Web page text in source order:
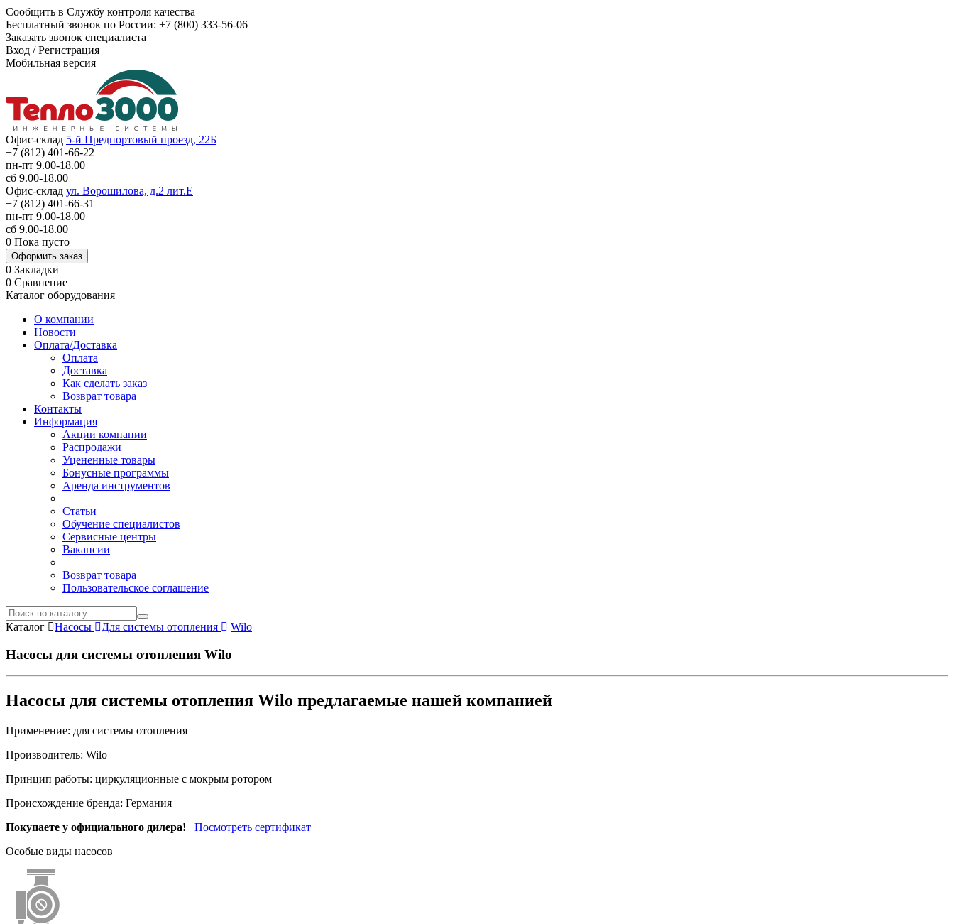
Сообщить в Службу контроля качества
Бесплатный звонок по России: +7 (800) 333-56-06
Заказать звонок специалиста
Вход /Регистрация
Мобильная версия
Офис-склад 5-й Предпортовый проезд, 22Б
+7 (812) 401-66-22
пн-пт 9.00-18.00
сб 9.00-18.00
Офис-склад ул. Ворошилова, д.2 лит.Е
+7 (812) 401-66-31
пн-пт 9.00-18.00
сб 9.00-18.00
0 Пока пусто
Оформить заказ
0 Закладки
0 Сравнение
Каталог оборудования
О компании
Новости
Оплата/Доставка
Оплата
Доставка
Как сделать заказ
Возврат товара
Контакты
Информация
Акции компании
Распродажи
Уцененные товары
Бонусные программы
Аренда инструментов
Статьи
Обучение специалистов
Сервисные центры
Вакансии
Возврат товара
Пользовательское соглашение
Каталог Насосы Для системы отопления Wilo
Насосы для системы отопления Wilo
Насосы для системы отопления Wilo предлагаемые нашей компанией
Применение: для системы отопления
Производитель: Wilo
Принцип работы: циркуляционные с мокрым ротором
Происхождение бренда: Германия
Покупаете у официального дилера!
Посмотреть сертификат
Особые виды насосов